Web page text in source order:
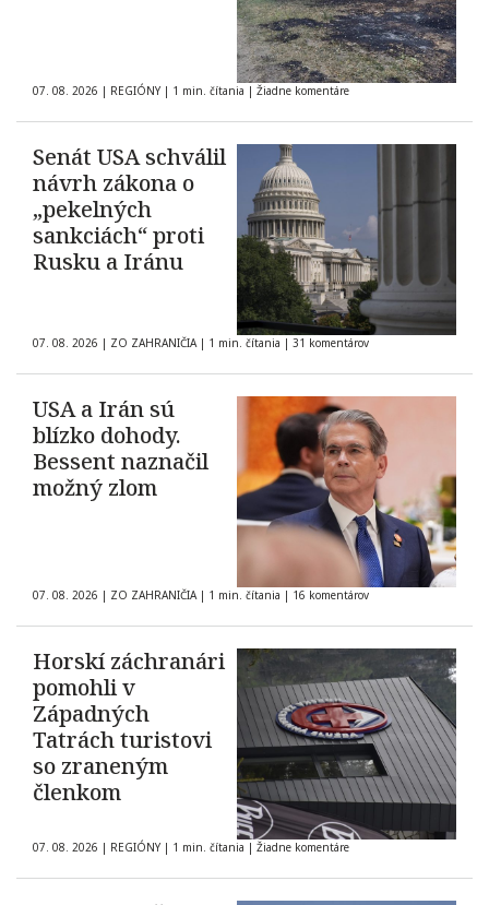
07. 08. 2026 | REGIÓNY | 1 min. čítania | Žiadne komentáre
Senát USA schválil
návrh zákona o
„pekelných
sankciách“ proti
Rusku a Iránu
07. 08. 2026 | ZO ZAHRANIČIA | 1 min. čítania | 31 komentárov
USA a Irán sú
blízko dohody.
Bessent naznačil
možný zlom
07. 08. 2026 | ZO ZAHRANIČIA | 1 min. čítania | 16 komentárov
Horskí záchranári
pomohli v
Západných
Tatrách turistovi
so zraneným
členkom
07. 08. 2026 | REGIÓNY | 1 min. čítania | Žiadne komentáre